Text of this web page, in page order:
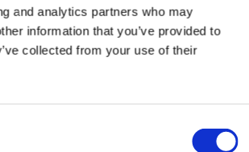
and analytics partners who may
information that you’ve provided to
collected from your use of their
simple y sin
o cambio en la red; es muy